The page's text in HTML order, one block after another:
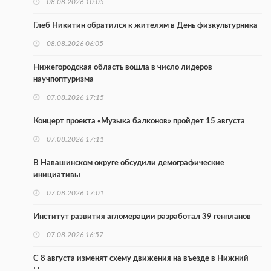
08.08.2026 10:05
Глеб Никитин обратился к жителям в День физкультурника
08.08.2026 06:05
Нижегородская область вошла в число лидеров
научпоптуризма
07.08.2026 17:15
Концерт проекта «Музыка балконов» пройдет 15 августа
07.08.2026 17:11
В Навашинском округе обсудили демографические
инициативы
07.08.2026 17:01
Институт развития агломерации разработал 39 генпланов
07.08.2026 16:57
С 8 августа изменят схему движения на въезде в Нижний